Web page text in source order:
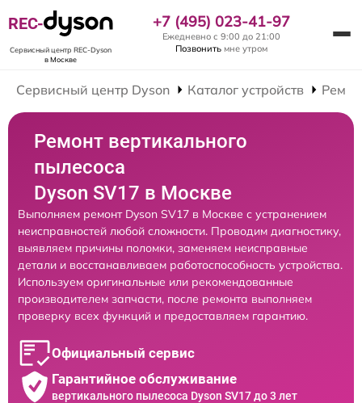
REC-
Сервисный центр REC-Dyson
в Москве
+7 (495) 023-41-97
Ежедневно с 9:00 до 21:00
Позвонить мне утром
Сервисный центр Dyson Каталог устройств
Ремонт вертикального
пылесоса
Dyson SV17 в Москве
Выполняем ремонт Dyson SV17 в Москве с устранением
неисправностей любой сложности. Проводим диагностику,
выявляем причины поломки, заменяем неисправные
детали и восстанавливаем работоспособность устройства.
Используем оригинальные или рекомендованные
производителем запчасти, после ремонта выполняем
проверку всех функций и предоставляем гарантию.
Официальный сервис
Гарантийное обслуживание
вертикального пылесоса Dyson SV17 до 3 лет